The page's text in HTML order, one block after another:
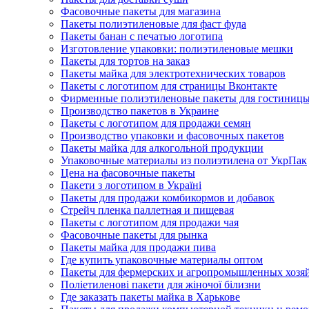
Фасовочные пакеты для магазина
Пакеты полиэтиленовые для фаст фуда
Пакеты банан с печатью логотипа
Изготовление упаковки: полиэтиленовые мешки
Пакеты для тортов на заказ
Пакеты майка для электротехнических товаров
Пакеты с логотипом для страницы Вконтакте
Фирменные полиэтиленовые пакеты для
Производство пакетов в Украине
Пакеты с логотипом для продажи семян
Производство упаковки и фасовочных пакетов
Пакеты майка для алкогольной продукции
Упаковочные материалы из полиэтилена от УкрПак
Цена на фасовочные пакеты
Пакети з логотипом в Україні
Пакеты для продажи комбикормов и добавок
Стрейч пленка паллетная и пищевая
Пакеты с логотипом для продажи чая
Фасовочные пакеты для рынка
Пакеты майка для продажи пива
Где купить упаковочные материалы оптом
Пакеты для фермерских и агропромышленных
Поліетиленові пакети для жіночої білизни
Где заказать пакеты майка в Харькове